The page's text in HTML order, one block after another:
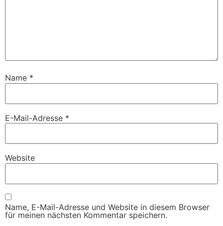
Name *
E-Mail-Adresse *
Website
Name, E-Mail-Adresse und Website in diesem Browser
für meinen nächsten Kommentar speichern.